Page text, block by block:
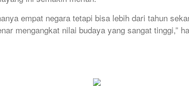
empat negara tetapi bisa lebih dari tahun
mengangkat nilai budaya yang sangat tinggi,”